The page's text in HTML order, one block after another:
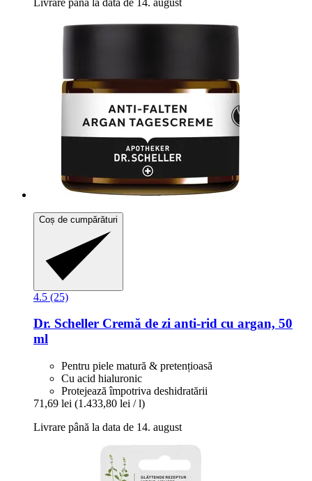
Livrare până la data de 14. august
Coș de cumpărături
4.5 (25)
Dr. Scheller Cremă de zi anti-​rid cu argan, 50
ml
Pentru piele matură & pretențioasă
Cu acid hialuronic
Protejează împotriva deshidratării
71,69 lei (1.433,80 lei / l)
Livrare până la data de 14. august